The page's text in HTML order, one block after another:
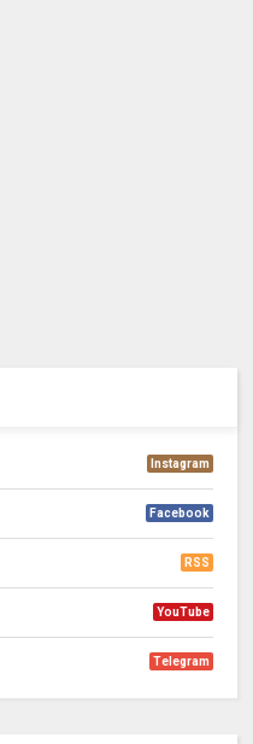
Instagram
Facebook
RSS
YouTube
Telegram